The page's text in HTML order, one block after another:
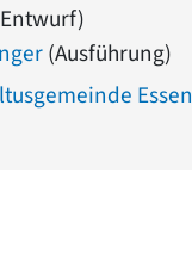
(Ausführung)
Essen